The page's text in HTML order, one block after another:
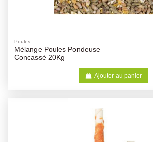
Poules
Mélange Poules Pondeuse
Concassé 20Kg
Ajouter au panier